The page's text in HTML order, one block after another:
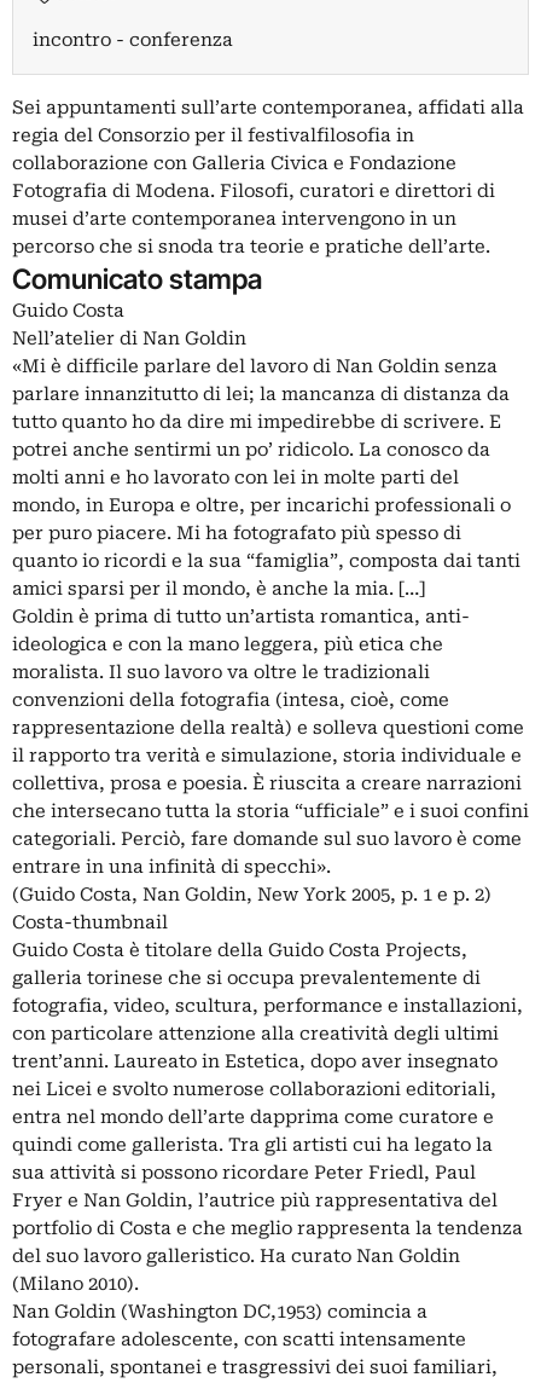
incontro - conferenza
Sei appuntamenti sull’arte contemporanea, affidati alla
regia del Consorzio per il festivalfilosofia in
collaborazione con Galleria Civica e Fondazione
Fotografia di Modena. Filosofi, curatori e direttori di
musei d’arte contemporanea intervengono in un
percorso che si snoda tra teorie e pratiche dell’arte.
Comunicato stampa
Guido Costa
Nell’atelier di Nan Goldin
«Mi è difficile parlare del lavoro di Nan Goldin senza
parlare innanzitutto di lei; la mancanza di distanza da
tutto quanto ho da dire mi impedirebbe di scrivere. E
potrei anche sentirmi un po’ ridicolo. La conosco da
molti anni e ho lavorato con lei in molte parti del
mondo, in Europa e oltre, per incarichi professionali o
per puro piacere. Mi ha fotografato più spesso di
quanto io ricordi e la sua “famiglia”, composta dai tanti
amici sparsi per il mondo, è anche la mia. […]
Goldin è prima di tutto un’artista romantica, anti-
ideologica e con la mano leggera, più etica che
moralista. Il suo lavoro va oltre le tradizionali
convenzioni della fotografia (intesa, cioè, come
rappresentazione della realtà) e solleva questioni come
il rapporto tra verità e simulazione, storia individuale e
collettiva, prosa e poesia. È riuscita a creare narrazioni
che intersecano tutta la storia “ufficiale” e i suoi confini
categoriali. Perciò, fare domande sul suo lavoro è come
entrare in una infinità di specchi».
(Guido Costa, Nan Goldin, New York 2005, p. 1 e p. 2)
Costa-thumbnail
Guido Costa è titolare della Guido Costa Projects,
galleria torinese che si occupa prevalentemente di
fotografia, video, scultura, performance e installazioni,
con particolare attenzione alla creatività degli ultimi
trent’anni. Laureato in Estetica, dopo aver insegnato
nei Licei e svolto numerose collaborazioni editoriali,
entra nel mondo dell’arte dapprima come curatore e
quindi come gallerista. Tra gli artisti cui ha legato la
sua attività si possono ricordare Peter Friedl, Paul
Fryer e Nan Goldin, l’autrice più rappresentativa del
portfolio di Costa e che meglio rappresenta la tendenza
del suo lavoro galleristico. Ha curato Nan Goldin
(Milano 2010).
Nan Goldin (Washington DC,1953) comincia a
fotografare adolescente, con scatti intensamente
personali, spontanei e trasgressivi dei suoi familiari,